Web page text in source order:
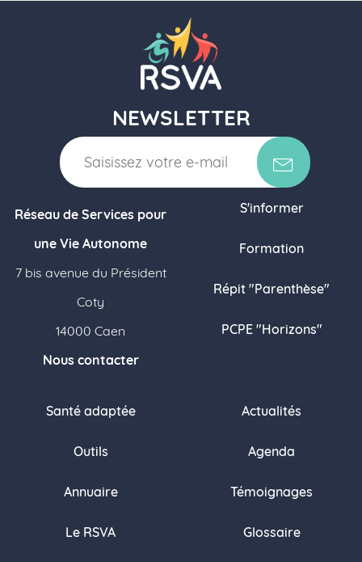
NEWSLETTER
Réseau de Services pour
une Vie Autonome
7 bis avenue du Président
Coty
14000 Caen
Nous contacter
S'informer
Formation
Répit "Parenthèse"
PCPE "Horizons"
Santé adaptée
Outils
Annuaire
Le RSVA
Actualités
Agenda
Témoignages
Glossaire